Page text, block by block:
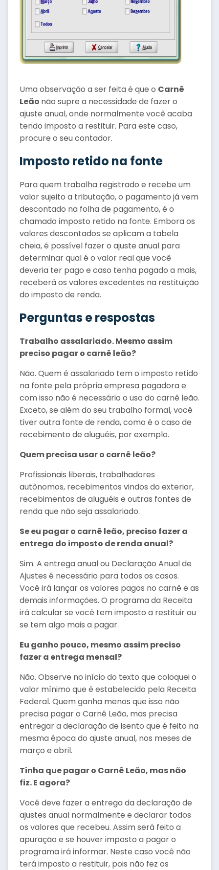
Uma observação a ser feita é que o Carnê
Leão não supre a necessidade de fazer o
ajuste anual, onde normalmente você acaba
tendo imposto a restituir. Para este caso,
procure o seu contador.
Imposto retido na fonte
Para quem trabalha registrado e recebe um
valor sujeito a tributação, o pagamento já vem
descontado na folha de pagamento, é o
chamado imposto retido na fonte. Embora os
valores descontados se aplicam a tabela
cheia, é possível fazer o ajuste anual para
determinar qual é o valor real que você
deveria ter pago e caso tenha pagado a mais,
receberá os valores excedentes na restituição
do imposto de renda.
Perguntas e respostas
Trabalho assalariado. Mesmo assim
preciso pagar o carnê leão?
Não. Quem é assalariado tem o imposto retido
na fonte pela própria empresa pagadora e
com isso não é necessário o uso do carnê leão.
Exceto, se além do seu trabalho formal, você
tiver outra fonte de renda, como é o caso de
recebimento de aluguéis, por exemplo.
Quem precisa usar o carnê leão?
Profissionais liberais, trabalhadores
autônomos, recebimentos vindos do exterior,
recebimentos de aluguéis e outras fontes de
renda que não seja assalariado.
Se eu pagar o carnê leão, preciso fazer a
entrega do imposto de renda anual?
Sim. A entrega anual ou Declaração Anual de
Ajustes é necessário para todos os casos.
Você irá lançar os valores pagos no carnê e as
demais informações. O programa da Receita
irá calcular se você tem imposto a restituir ou
se tem algo mais a pagar.
Eu ganho pouco, mesmo assim preciso
fazer a entrega mensal?
Não. Observe no início do texto que coloquei o
valor mínimo que é estabelecido pela Receita
Federal. Quem ganha menos que isso não
precisa pagar o Carnê Leão, mas precisa
entregar a declaração de isento que é feito na
mesma época do ajuste anual, nos meses de
março e abril.
Tinha que pagar o Carnê Leão, mas não
fiz. E agora?
Você deve fazer a entrega da declaração de
ajustes anual normalmente e declarar todos
os valores que recebeu. Assim será feito a
apuração e se houver imposto a pagar o
programa irá informar. Neste caso você não
terá imposto a restituir, pois não fez os